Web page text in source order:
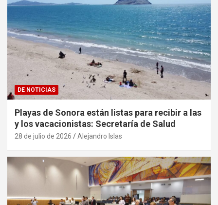
DE NOTICIAS
Playas de Sonora están listas para recibir a las
y los vacacionistas: Secretaría de Salud
28 de julio de 2026 Alejandro Islas